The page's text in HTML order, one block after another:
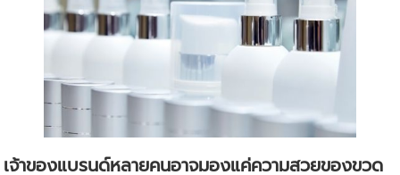
เจ้าของแบรนด์หลายคนอาจมองแค่ความสวยของขวด